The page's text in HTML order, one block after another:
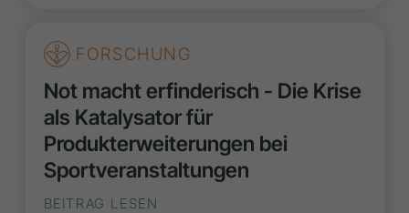
FORSCHUNG
Not macht erfinderisch - Die Krise
als Katalysator für
Produkterweiterungen bei
Sportveranstaltungen
BEITRAG LESEN